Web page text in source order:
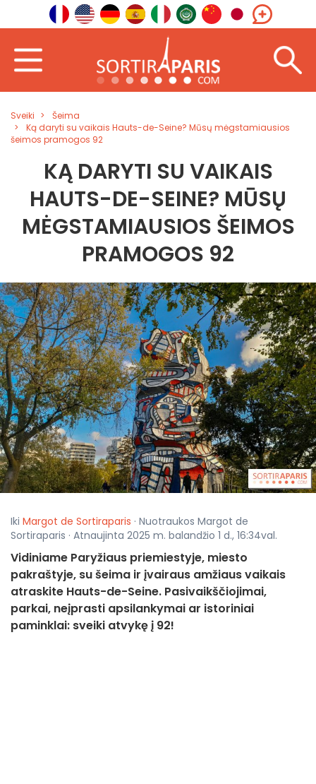
Sveiki
Šeima
Ką daryti su vaikais Hauts-de-Seine? Mūsų mėgstamiausios
šeimos pramogos 92
KĄ DARYTI SU VAIKAIS
HAUTS-DE-SEINE? MŪSŲ
MĖGSTAMIAUSIOS ŠEIMOS
PRAMOGOS 92
Iki Margot de Sortiraparis · Nuotraukos Margot de
Sortiraparis · Atnaujinta 2025 m. balandžio 1 d., 16:34val.
Vidiniame Paryžiaus priemiestyje, miesto
pakraštyje, su šeima ir įvairaus amžiaus vaikais
atraskite Hauts-de-Seine. Pasivaikščiojimai,
parkai, neįprasti apsilankymai ar istoriniai
paminklai: sveiki atvykę į 92!